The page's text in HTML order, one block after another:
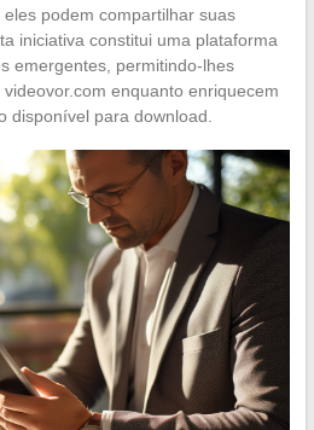
podem compartilhar suas
iniciativa constitui uma plataforma
emergentes, permitindo-lhes
enquanto enriquecem
disponível para download.